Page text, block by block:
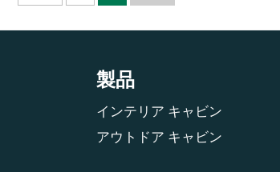
製品
インテリア キャビン
アウトドア キャビン